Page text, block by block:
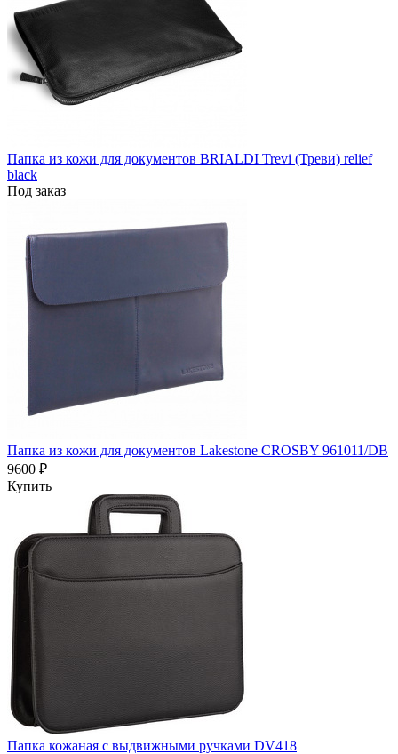
Папка из кожи для документов BRIALDI Trevi (Треви) relief
black
Под заказ
Папка из кожи для документов Lakestone CROSBY 961011/DB
9600 ₽
Купить
Папка кожаная с выдвижными ручками DV418